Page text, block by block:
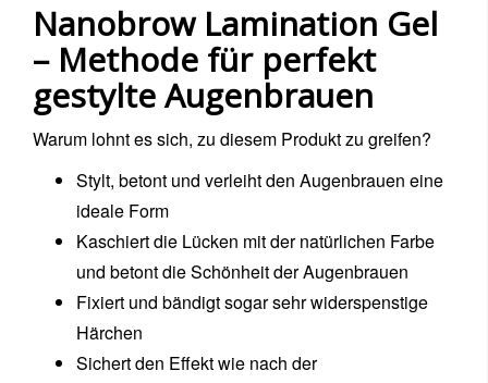
Nanobrow Lamination Gel
– Methode für perfekt
gestylte Augenbrauen
Warum lohnt es sich, zu diesem Produkt zu greifen?
Stylt, betont und verleiht den Augenbrauen eine
ideale Form
Kaschiert die Lücken mit der natürlichen Farbe
und betont die Schönheit der Augenbrauen
Fixiert und bändigt sogar sehr widerspenstige
Härchen
Sichert den Effekt wie nach der